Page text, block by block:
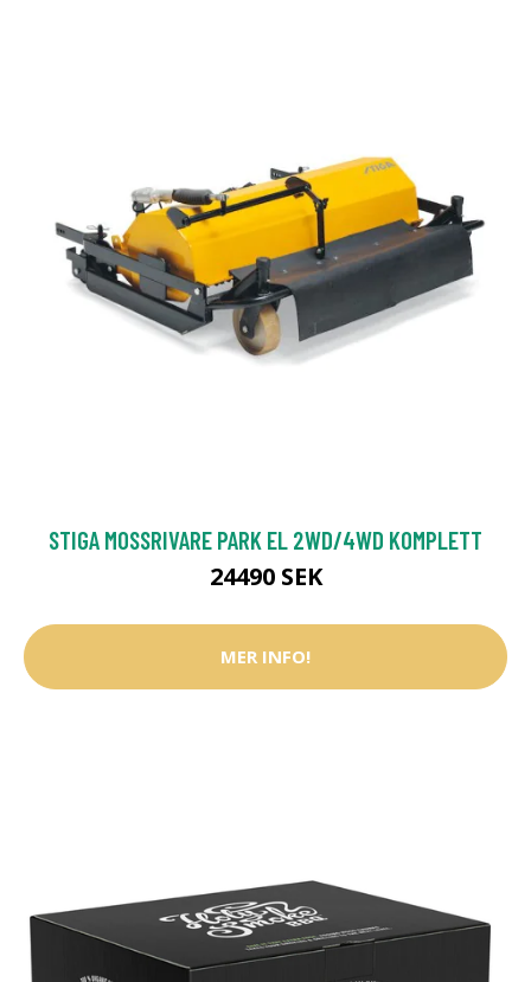
STIGA MOSSRIVARE PARK EL 2WD/4WD KOMPLETT
24490 SEK
MER INFO!